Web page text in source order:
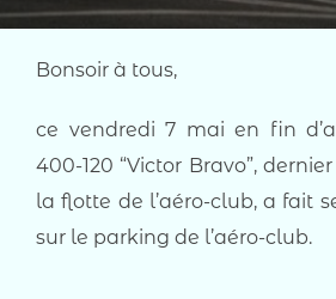
le
Bonsoir à tous,
ce vendredi 7 mai en fin
400-120 “Victor Bravo”,
la flotte de l’aéro-club, a fait
sur le parking de l’aéro-club.